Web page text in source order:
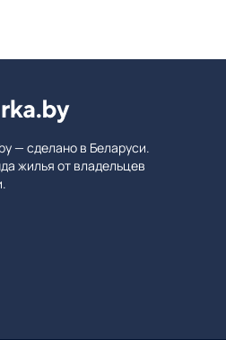
— сделано в Беларуси.
жилья от владельцев